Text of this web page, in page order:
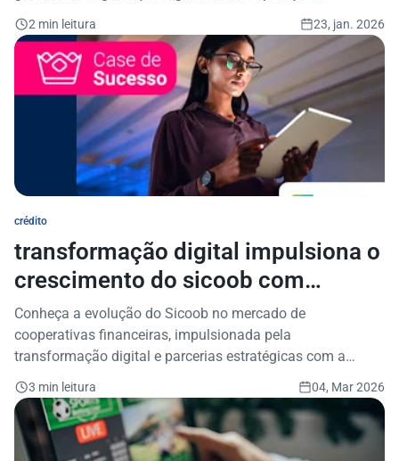
2 min leitura 23, jan. 2026
crédito
transformação digital impulsiona o
crescimento do sicoob com
consistência e qualidade no
crédito
Conheça a evolução do Sicoob no mercado de
cooperativas financeiras, impulsionada pela
transformação digital e parcerias estratégicas com a
Serasa Experian.
3 min leitura 04, Mar 2026